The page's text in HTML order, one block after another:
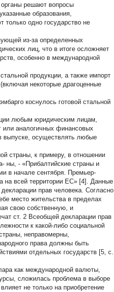
решают вопросы
образования,
одно государство не
из-за определенных
лиц, что в итоге осложняет
особенно в международной
продукции, а также импорт
некоторые драгоценные
коснулось готовой стальной
любым юридическим лицам,
аналогичных финансовых
выпуске, осуществлять любые
страны, к примеру, в отношении
ны, - «Прибалтийские страны и
в начале сентября. Премьер-
на всей территории ЕС» [4]. Данные
прав человека. Согласно
место жительства в пределах
свою собственную, и
ст. 2 Всеобщей декларации прав
к какой-либо социальной
неправомерны,
права должны быть
отдельных государств [5, с.
как международной валюты,
сложилась проблема в выборе
не только на приобретение